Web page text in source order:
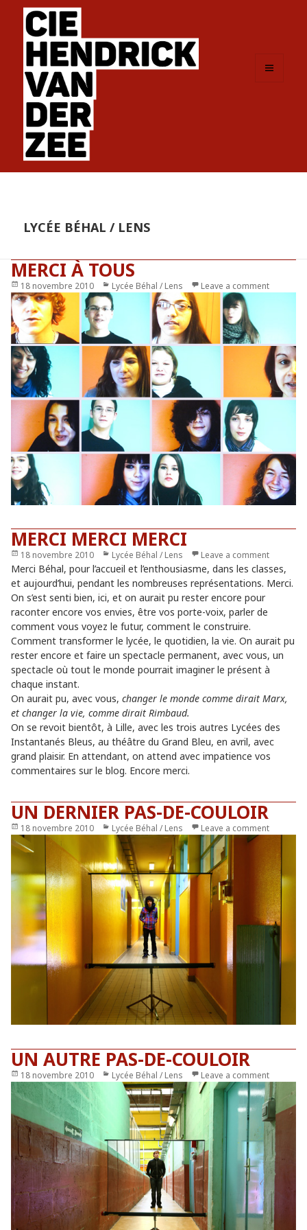
LYCÉE BÉHAL / LENS
MERCI À TOUS
Publié
le
18 novembre 2010 Catégories
Lycée Béhal / Lens Leave a comment
MERCI MERCI MERCI
Publié
le
18 novembre 2010 Catégories
Lycée Béhal / Lens Leave a comment
Merci Béhal, pour l’accueil et l’enthousiasme, dans les classes,
et aujourd’hui, pendant les nombreuses représentations. Merci.
On s’est senti bien, ici, et on aurait pu rester encore pour
raconter encore vos envies, être vos porte-voix, parler de
comment vous voyez le futur, comment le construire.
Comment transformer le lycée, le quotidien, la vie. On aurait pu
rester encore et faire un spectacle permanent, avec vous, un
spectacle où tout le monde pourrait imaginer le présent à
chaque instant.
On aurait pu, avec vous, changer le monde comme dirait Marx,
et changer la vie, comme dirait Rimbaud.
On se revoit bientôt, à Lille, avec les trois autres Lycées des
Instantanés Bleus, au théâtre du Grand Bleu, en avril, avec
grand plaisir. En attendant, on attend avec impatience vos
commentaires sur le blog. Encore merci.
UN DERNIER PAS-DE-COULOIR
Publié
le
18 novembre 2010 Catégories
Lycée Béhal / Lens Leave a comment
UN AUTRE PAS-DE-COULOIR
Publié
18 novembre 2010 Catégories
Lycée Béhal / Lens Leave a comment